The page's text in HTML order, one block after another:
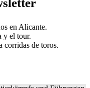
en Alicante.
y el tour.
corridas de toros.